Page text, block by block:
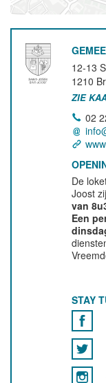
12-13
1210
ZIE
02
De
Joost
van
Een
STAY